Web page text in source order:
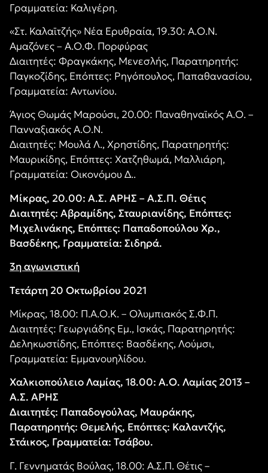
Γραμματεία: Καλιγέρη.
«Στ. Καλαϊτζής» Νέα Ερυθραία, 19.30: Α.Ο.Ν.
Αμαζόνες – Α.Ο.Φ. Πορφύρας
Διαιτητές: Φραγκάκης, Μενεσλής, Παρατηρητής:
Παγκοζίδης, Επόπτες: Ρηγόπουλος, Παπαθανασίου,
Γραμματεία: Αντωνίου.
Άγιος Θωμάς Μαρούσι, 20.00: Παναθηναϊκός Α.Ο. –
Πανναξιακός Α.Ο.Ν.
Διαιτητές: Μουλά Λ., Χρηστίδης, Παρατηρητής:
Μαυρικίδης, Επόπτες: Χατζηθωμά, Μαλλιάρη,
Γραμματεία: Οικονόμου Δ..
Μίκρας, 20.00: Α.Σ. ΑΡΗΣ – Α.Σ.Π. Θέτις
Διαιτητές: Αβραμίδης, Σταυριανίδης, Επόπτες:
Μιχελινάκης, Επόπτες: Παπαδοπούλου Χρ.,
Βασδέκης, Γραμματεία: Σιδηρά.
3η αγωνιστική
Τετάρτη 20 Οκτωβρίου 2021
Μίκρας, 18.00: Π.Α.Ο.Κ. – Ολυμπιακός Σ.Φ.Π.
Διαιτητές: Γεωργιάδης Εμ., Ισκάς, Παρατηρητής:
Δεληκωστίδης, Επόπτες: Βασδέκης, Λούμσι,
Γραμματεία: Εμμανουηλίδου.
Χαλκιοπούλειο Λαμίας, 18.00: Α.Ο. Λαμίας 2013 –
Α.Σ. ΑΡΗΣ
Διαιτητές: Παπαδογούλας, Μαυράκης,
Παρατηρητής: Θεμελής, Επόπτες: Καλαντζής,
Στάικος, Γραμματεία: Τσάβου.
Γ. Γεννηματάς Βούλας, 18.00: Α.Σ.Π. Θέτις –